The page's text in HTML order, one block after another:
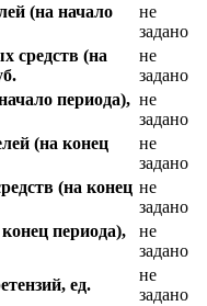
(на начало
не
задано
средств (на
не
задано
периода), не
задано
(на конец
не
задано
(на конец не
задано
периода),
не
задано
ед.
не
задано